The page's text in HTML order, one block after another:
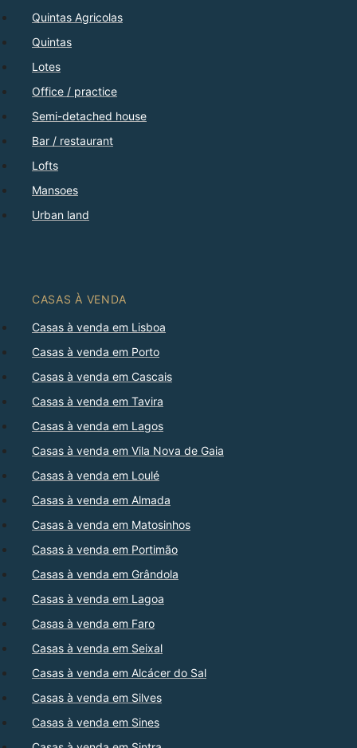
Quintas Agricolas
Quintas
Lotes
Office / practice
Semi-detached house
Bar / restaurant
Lofts
Mansoes
Urban land
CASAS À VENDA
Casas à venda em Lisboa
Casas à venda em Porto
Casas à venda em Cascais
Casas à venda em Tavira
Casas à venda em Lagos
Casas à venda em Vila Nova de Gaia
Casas à venda em Loulé
Casas à venda em Almada
Casas à venda em Matosinhos
Casas à venda em Portimão
Casas à venda em Grândola
Casas à venda em Lagoa
Casas à venda em Faro
Casas à venda em Seixal
Casas à venda em Alcácer do Sal
Casas à venda em Silves
Casas à venda em Sines